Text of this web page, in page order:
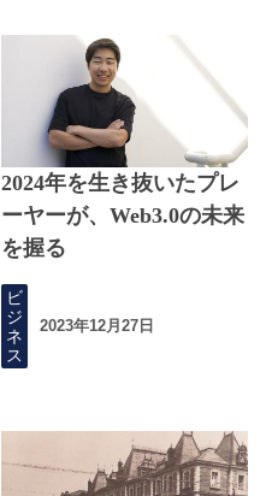
2024年を生き抜いたプレ
ーヤーが、Web3.0の未来
を握る
ビ
ジ
ネ
ス
2023年12月27日